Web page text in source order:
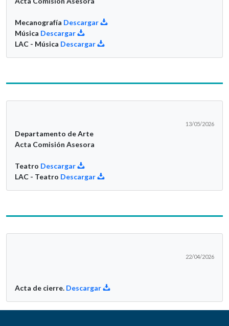
Mecanografía Descargar
Música Descargar
LAC - Música Descargar
13/05/2026
Departamento de Arte
Acta Comisión Asesora
Teatro Descargar
LAC - Teatro Descargar
22/04/2026
Acta de cierre. Descargar